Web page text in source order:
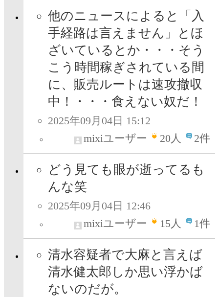
他のニュースによると「入
手経路は言えません」とほ
ざいているとか・・・そう
こう時間稼ぎされている間
に、販売ルートは速攻撤収
中！・・・食えない奴だ！
2025年09月04日 15:12
mixiユーザー
20人 2件
どう見ても眼が逝ってるも
んな笑
2025年09月04日 12:46
mixiユーザー
15人 1件
清水容疑者で大麻と言えば
清水健太郎しか思い浮かば
ないのだが。